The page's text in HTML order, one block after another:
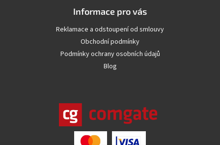
Informace pro vás
Reklamace a odstoupení od smlouvy
Obchodní podmínky
Podmínky ochrany osobních údajů
Blog